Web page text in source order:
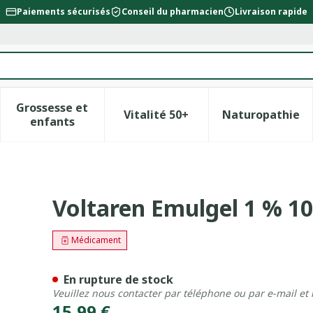
Paiements sécurisés Conseil du pharmacien Livraison rapide
catégorie Beauté, soins et hygiène
sous-menu pour la catégorie Régime, alimentation &
Grossesse et
enfants
Afficher le sous-menu pour la catégorie
Vitalité 50+Afficher le sous-menu pour
Naturopathie
Afficher
Voltaren Emulgel 1 %
Médicament
En rupture de stock
Veuillez nous contacter par téléphone ou par e-mail